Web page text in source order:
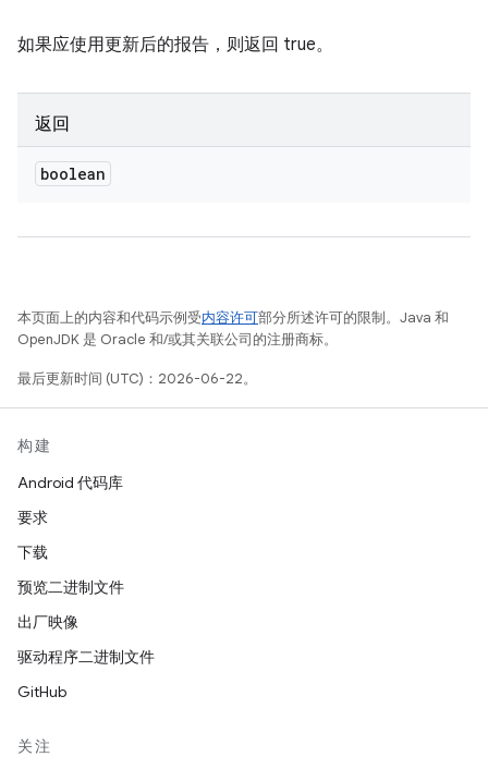
如果应使用更新后的报告，则返回 true。
返回
boolean
本页面上的内容和代码示例受内容许可部分所述许可的限制。Java 和
OpenJDK 是 Oracle 和/或其关联公司的注册商标。
最后更新时间 (UTC)：2026-06-22。
构建
Android 代码库
要求
下载
预览二进制文件
出厂映像
驱动程序二进制文件
GitHub
关注